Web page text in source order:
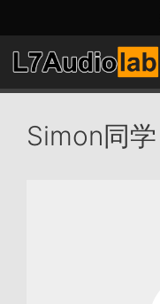
至
内
容
Simon同学